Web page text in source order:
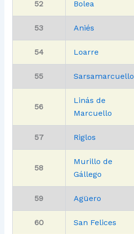
52 Bolea
53 Aniés
54 Loarre
55 Sarsamarcuello
56
Linás de
Marcuello
57 Riglos
58
Murillo de
Gállego
59 Agüero
60 San Felices